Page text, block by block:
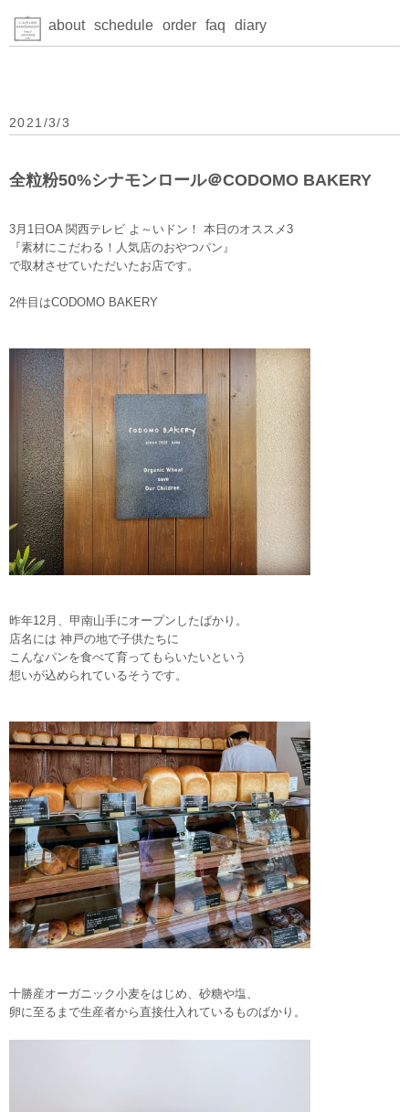
about schedule order faq diary
2021/3/3
全粒粉50%シナモンロール＠CODOMO BAKERY
3月1日OA 関西テレビ よ～いドン！ 本日のオススメ3
『素材にこだわる！人気店のおやつパン』
で取材させていただいたお店です。
2件目はCODOMO BAKERY
昨年12月、甲南山手にオープンしたばかり。
店名には 神戸の地で子供たちに
こんなパンを食べて育ってもらいたいという
想いが込められているそうです。
十勝産オーガニック小麦をはじめ、砂糖や塩、
卵に至るまで生産者から直接仕入れているものばかり。